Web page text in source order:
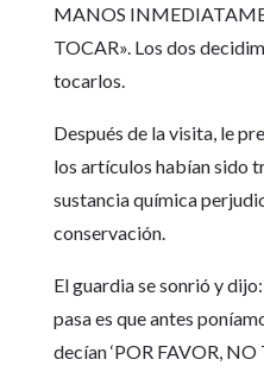
MANOS
TOCAR». Los dos
tocarlos.
Después de la visita, le
los artículos habían sido
sustancia química
conservación.
El guardia se sonrió y
pasa es que antes
decían ‘POR FAVOR, NO